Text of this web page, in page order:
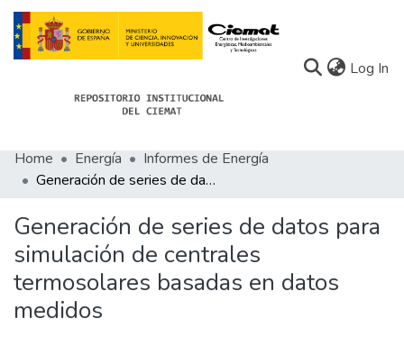
Log In
Communities
Statistics
About Docu-menta
Home Energía
Informes de Energía
Generación de series de datos para simulación de centrales termosolares basadas en datos medidos
Generación de series de datos para
simulación de centrales
termosolares basadas en datos
medidos